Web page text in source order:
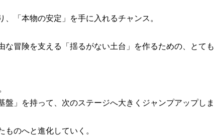
「本物の安定」を手に入れるチャンス。
冒険を支える「揺るがない土台」を作るための、とても
」を持って、次のステージへ大きくジャンプアップしま
のへと進化していく。